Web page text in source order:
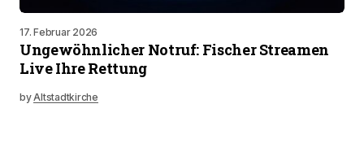
17. Februar 2026
Ungewöhnlicher Notruf: Fischer Streamen
Live Ihre Rettung
byAltstadtkirche